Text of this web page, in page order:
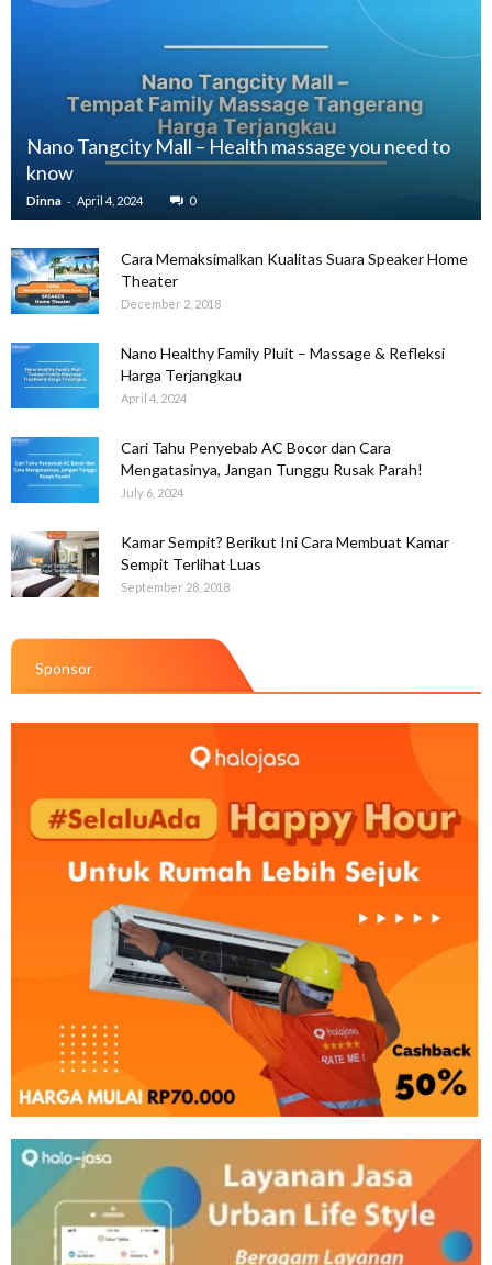
Nano Tangcity Mall – Health massage you need to
know
Dinna - April 4, 2024 0
Cara Memaksimalkan Kualitas Suara Speaker Home
Theater
December 2, 2018
Nano Healthy Family Pluit – Massage & Refleksi
Harga Terjangkau
April 4, 2024
Cari Tahu Penyebab AC Bocor dan Cara
Mengatasinya, Jangan Tunggu Rusak Parah!
July 6, 2024
Kamar Sempit? Berikut Ini Cara Membuat Kamar
Sempit Terlihat Luas
September 28, 2018
Sponsor